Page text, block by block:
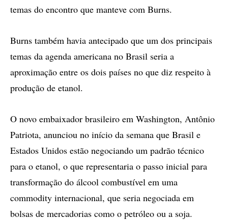
temas do encontro que manteve com Burns.
Burns também havia antecipado que um dos principais
temas da agenda americana no Brasil seria a
aproximação entre os dois países no que diz respeito à
produção de etanol.
O novo embaixador brasileiro em Washington, Antônio
Patriota, anunciou no início da semana que Brasil e
Estados Unidos estão negociando um padrão técnico
para o etanol, o que representaria o passo inicial para
transformação do álcool combustível em uma
commodity internacional, que seria negociada em
bolsas de mercadorias como o petróleo ou a soja.